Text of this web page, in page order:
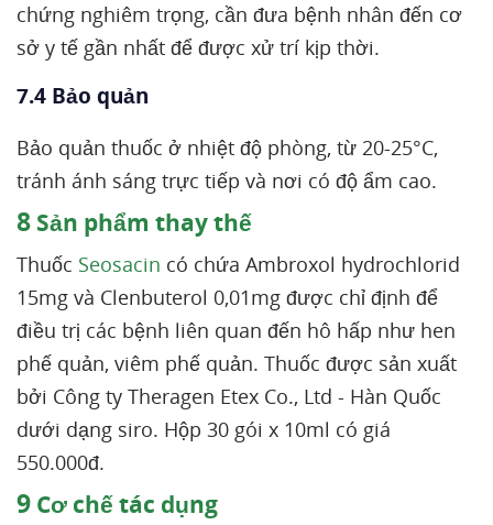
chứng nghiêm trọng, cần đưa bệnh nhân đến cơ
sở y tế gần nhất để được xử trí kịp thời.
7.4 Bảo quản
Bảo quản thuốc ở nhiệt độ phòng, từ 20-25°C,
tránh ánh sáng trực tiếp và nơi có độ ẩm cao.
8 Sản phẩm thay thế
Thuốc Seosacin có chứa Ambroxol hydrochlorid
15mg và Clenbuterol 0,01mg được chỉ định để
điều trị các bệnh liên quan đến hô hấp như hen
phế quản, viêm phế quản. Thuốc được sản xuất
bởi Công ty Theragen Etex Co., Ltd - Hàn Quốc
dưới dạng siro. Hộp 30 gói x 10ml có giá
550.000đ.
9 Cơ chế tác dụng